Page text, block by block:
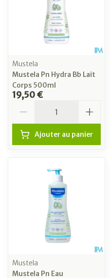
Mustela
Mustela Pn Hydra Bb Lait
Corps 500ml
19,50 €
Ajouter au panier
Mustela
Mustela Pn Eau